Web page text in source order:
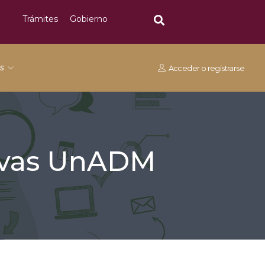
Trámites Gobierno
Acceder o registrarse
UnADM